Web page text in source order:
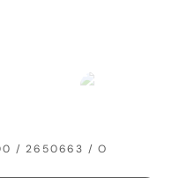
/ 2650663 / O